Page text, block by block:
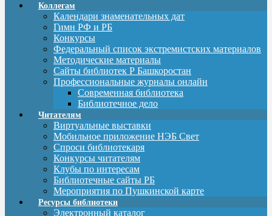
Коллегам
Календари знаменательных дат
Гимн РФ и РБ
Конкурсы
Федеральный список экстремистских материалов
Методические материалы
Сайты библиотек Р Башкоростан
Профессиональные журналы онлайн
Современная библиотека
Библиотечное дело
Читателям
Виртуальные выставки
Мобильное приложение НЭБ Свет
Спроси библиотекаря
Конкурсы читателям
Клубы по интересам
Библиотечные сайты РБ
Мероприятия по Пушкинской карте
Ресурсы библиотеки
Электронный каталог